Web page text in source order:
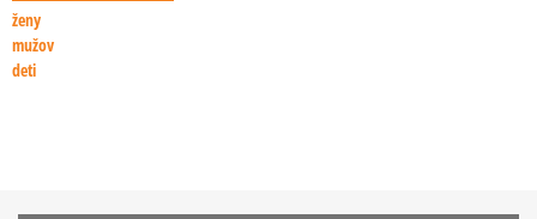
ženy
mužov
deti